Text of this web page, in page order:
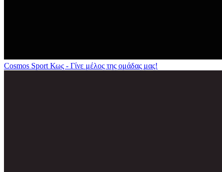
Cosmos Sport Κως - Γίνε μέλος της ομάδας μας!